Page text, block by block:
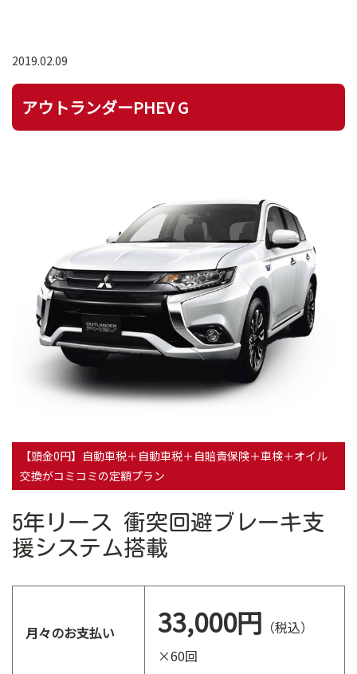
2019.02.09
アウトランダーPHEV G
5年リース 衝突回避ブレーキ支
援システム搭載
【頭金0円】自動車税＋自動車税＋自賠責保険＋車検＋オイル
交換がコミコミの定額プラン
月々のお支払い 33,000円 （税込）
×60回